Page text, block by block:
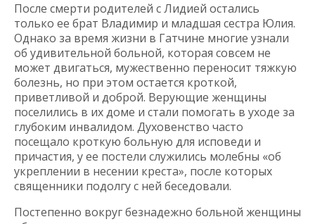
После смерти родителей с Лидией остались
только ее брат Владимир и младшая сестра Юлия.
Однако за время жизни в Гатчине многие узнали
об удивительной больной, которая совсем не
может двигаться, мужественно переносит тяжкую
болезнь, но при этом остается кроткой,
приветливой и доброй. Верующие женщины
поселились в их доме и стали помогать в уходе за
глубоким инвалидом. Духовенство часто
посещало кроткую больную для исповеди и
причастия, у ее постели служились молебны «об
укреплении в несении креста», после которых
священники подолгу с ней беседовали.
Постепенно вокруг безнадежно больной женщины